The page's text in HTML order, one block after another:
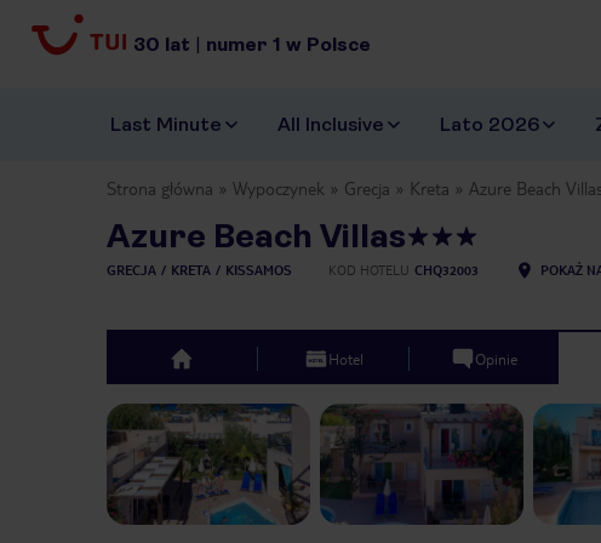
30 lat | numer 1 w Polsce
Last Minute All Inclusive Lato 2026
Strona główna Wypoczynek Grecja Kreta Azure Beach
Azure Beach Villas
GRECJA KRETA KISSAMOS KOD HOTELU CHQ32003 POKAŻ
top Hotel Opinie
Previous slide